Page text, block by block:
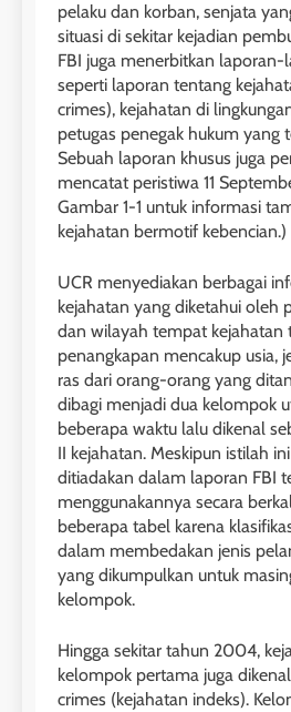
pelaku dan korban, senjata
situasi di sekitar kejadian
FBI juga menerbitkan laporan-
seperti laporan tentang
crimes), kejahatan di
petugas penegak hukum yang
Sebuah laporan khusus juga
mencatat peristiwa 11
Gambar 1-1 untuk informasi
kejahatan bermotif kebencian.)
UCR menyediakan berbagai
kejahatan yang diketahui oleh
dan wilayah tempat kejahatan
penangkapan mencakup usia,
ras dari orang-orang yang
dibagi menjadi dua kelompok
beberapa waktu lalu dikenal
II kejahatan. Meskipun istilah
ditiadakan dalam laporan FBI
menggunakannya secara
beberapa tabel karena
dalam membedakan jenis
yang dikumpulkan untuk
kelompok.
Hingga sekitar tahun 2004,
kelompok pertama juga
crimes (kejahatan indeks).